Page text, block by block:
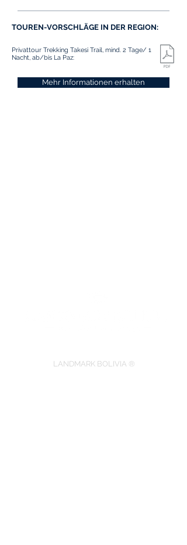
TOUREN-VORSCHLÄGE IN DER REGION:
Privattour Trekking Takesi Trail, mind. 2 Tage/ 1
Nacht, ab/bis La Paz:
Mehr Informationen erhalten
LANDMARK BOLIVIA ®